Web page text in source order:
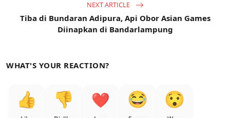
NEXT ARTICLE
Tiba di Bundaran Adipura, Api Obor Asian Games
Diinapkan di Bandarlampung
WHAT'S YOUR REACTION?